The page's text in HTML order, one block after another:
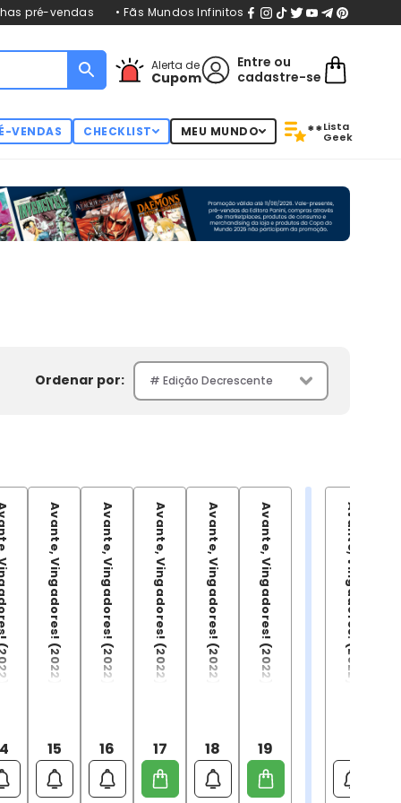
pré-vendas • Fãs Mundos Infinitos
Alerta de
Cupom
Entre ou
cadastre-se
VENDAS CHECKLIST MEU MUNDO **Lista
Geek
Ordenar por:
(2022) - 14Avante, Vingadores! (2022) - 15
15
Avante, Vingadores! (2022) - 16
16
Avante, Vingadores! (2022) - 17
17
Avante, Vingadores! (2022) - 18
18
Avante, Vingadores! (2022) Vol. 19
19
Avante, Vingadores! (2022) Vol. 03/21